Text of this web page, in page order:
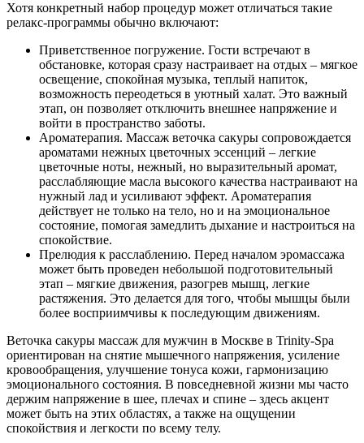
Хотя конкретный набор процедур может отличаться такие
релакс-программы обычно включают:
Приветственное погружение. Гости встречают в
обстановке, которая сразу настраивает на отдых – мягкое
освещение, спокойная музыка, теплый напиток,
возможность переодеться в уютный халат. Это важный
этап, он позволяет отключить внешнее напряжение и
войти в пространство заботы.
Ароматерапия. Массаж веточка сакуры сопровождается
ароматами нежных цветочных эссенций – легкие
цветочные ноты, нежный, но выразительный аромат,
расслабляющие масла высокого качества настраивают на
нужный лад и усиливают эффект. Ароматерапия
действует не только на тело, но и на эмоциональное
состояние, помогая замедлить дыхание и настроиться на
спокойствие.
Прелюдия к расслаблению. Перед началом эромассажа
может быть проведен небольшой подготовительный
этап – мягкие движения, разогрев мышц, легкие
растяжения. Это делается для того, чтобы мышцы были
более восприимчивы к последующим движениям.
Веточка сакуры массаж для мужчин в Москве в Trinity-Spa
ориентирован на снятие мышечного напряжения, усиление
кровообращения, улучшение тонуса кожи, гармонизацию
эмоционального состояния. В повседневной жизни мы часто
держим напряжение в шее, плечах и спине – здесь акцент
может быть на этих областях, а также на ощущении
спокойствия и легкости по всему телу.